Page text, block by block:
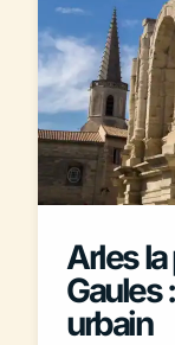
Arles
Gaules
urbain